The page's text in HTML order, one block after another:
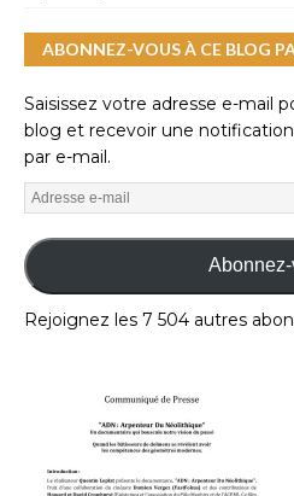
ABONNEZ-VOUS À CE BLOG
Saisissez votre adresse e-mail
blog et recevoir une
par e-mail.
Rejoignez les 7 504 autres